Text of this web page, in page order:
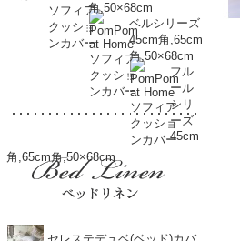
角,50×68cm
ベルシリーズ
45cm角,65cm
角,50×68cm
フル
ール
シリ
ーズ
45cm
角,65cm角,50×68cm